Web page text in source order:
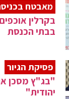
מאבטח
בקרלין
בבתי הכנסת
פסיקת הגיור
"בג"ץ מסכן
יהודית"